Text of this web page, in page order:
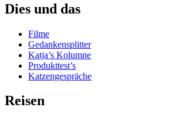
Dies und das
Filme
Gedankensplitter
Katja’s Kolumne
Produkttest’s
Katzengespräche
Reisen